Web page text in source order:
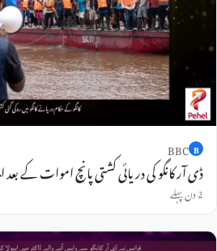
B
BBC
ڈی آر کانگو کی دریائی کشتی پانچ اموات کے
2 دن پہلے